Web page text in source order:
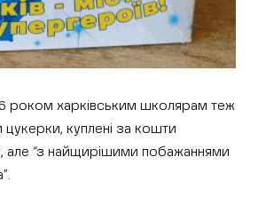
роком харківським школярам теж
куплені за кошти
але “з найщирішими побажаннями